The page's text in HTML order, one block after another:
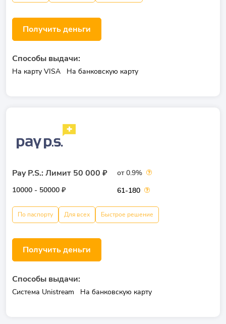
Получить деньги
Способы выдачи:
На карту VISA На банковскую карту
Pay P.S.: Лимит 50 000 ₽
10000 - 50000 ₽
от 0.9%
61-180
По паспорту Для всех Быстрое решение
Получить деньги
Способы выдачи:
Система Unistream На банковскую карту